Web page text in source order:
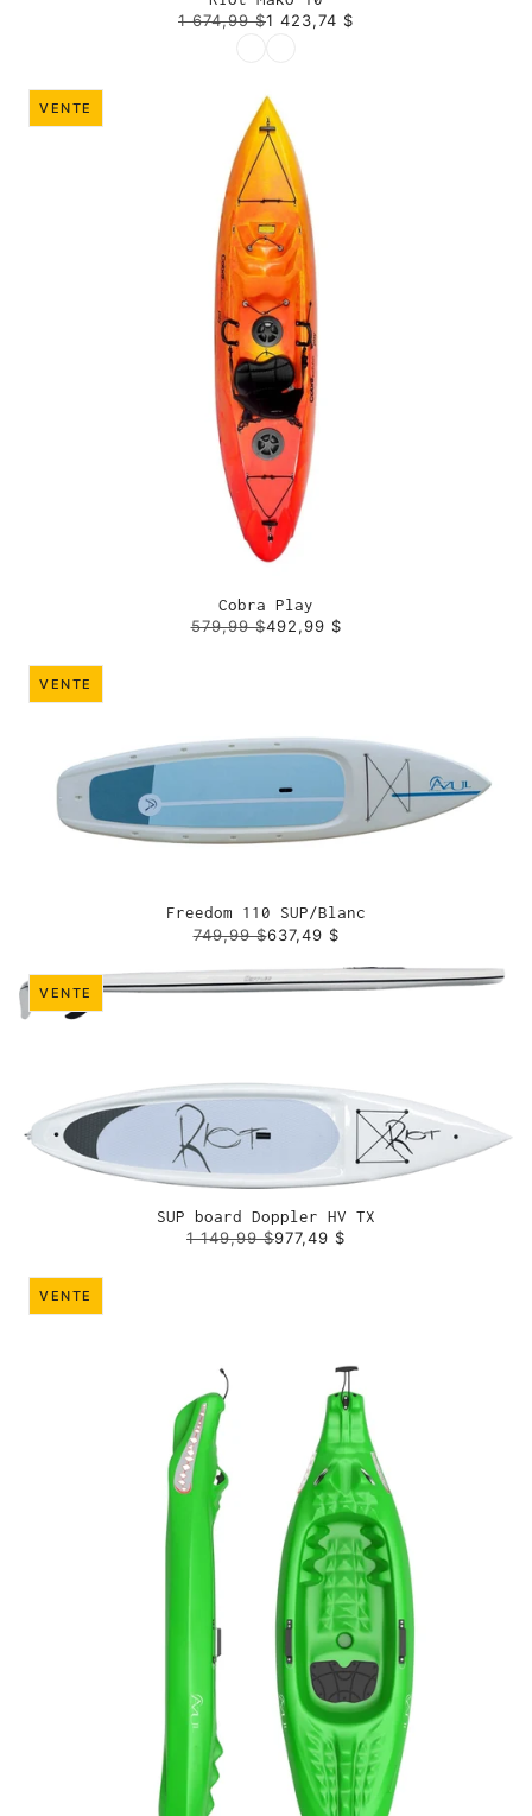
1 674,99 $1 423,74 $
VENTE
Cobra Play
579,99 $492,99 $
VENTE
Freedom 110 SUP/Blanc
749,99 $637,49 $
VENTE
SUP board Doppler HV TX
1 149,99 $977,49 $
VENTE